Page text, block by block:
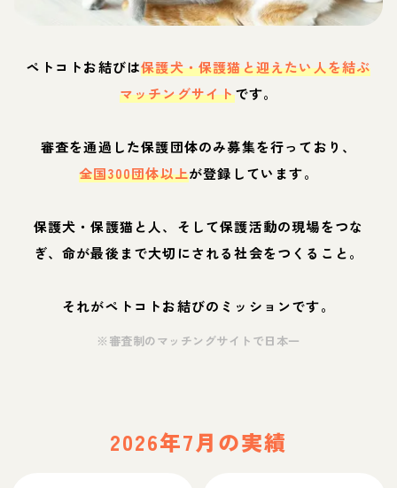
ペトコトお結びは保護犬・保護猫と迎えたい人を結ぶ
マッチングサイトです。
審査を通過した保護団体のみ募集を行っており、
全国300団体以上が登録しています。
保護犬・保護猫と人、そして保護活動の現場をつな
ぎ、命が最後まで大切にされる社会をつくること。
それがペトコトお結びのミッションです。
※審査制のマッチングサイトで日本一
2026年7月の実績